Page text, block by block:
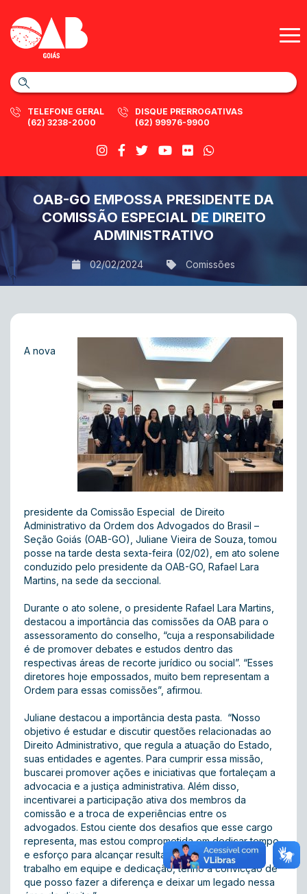
TELEFONE GERAL
(62) 3238-2000
DISQUE PRERROGATIVAS
(62) 99976-9900
OAB-GO EMPOSSA PRESIDENTE DA
COMISSÃO ESPECIAL DE DIREITO
ADMINISTRATIVO
02/02/2024 Comissões
A nova
presidente da Comissão Especial de Direito
Administrativo da Ordem dos Advogados do Brasil –
Seção Goiás (OAB-GO), Juliane Vieira de Souza, tomou
posse na tarde desta sexta-feira (02/02), em ato solene
conduzido pelo presidente da OAB-GO, Rafael Lara
Martins, na sede da seccional.
Durante o ato solene, o presidente Rafael Lara Martins,
destacou a importância das comissões da OAB para o
assessoramento do conselho, “cuja a responsabilidade
é de promover debates e estudos dentro das
respectivas áreas de recorte jurídico ou social”. “Esses
diretores hoje empossados, muito bem representam a
Ordem para essas comissões”, afirmou.
Juliane destacou a importância desta pasta. “Nosso
objetivo é estudar e discutir questões relacionadas ao
Direito Administrativo, que regula a atuação do Estado,
suas entidades e agentes. Para cumprir essa missão,
buscarei promover ações e iniciativas que fortaleçam a
advocacia e a justiça administrativa. Além disso,
incentivarei a participação ativa dos membros da
comissão e a troca de experiências entre os
advogados. Estou ciente dos desafios que esse cargo
representa, mas estou comprometida em dedicar tempo
e esforço para alcançar resultados positivos. Com
trabalho em equipe e dedicação, tenho a convicção de
que posso fazer a diferença e deixar um legado nessa